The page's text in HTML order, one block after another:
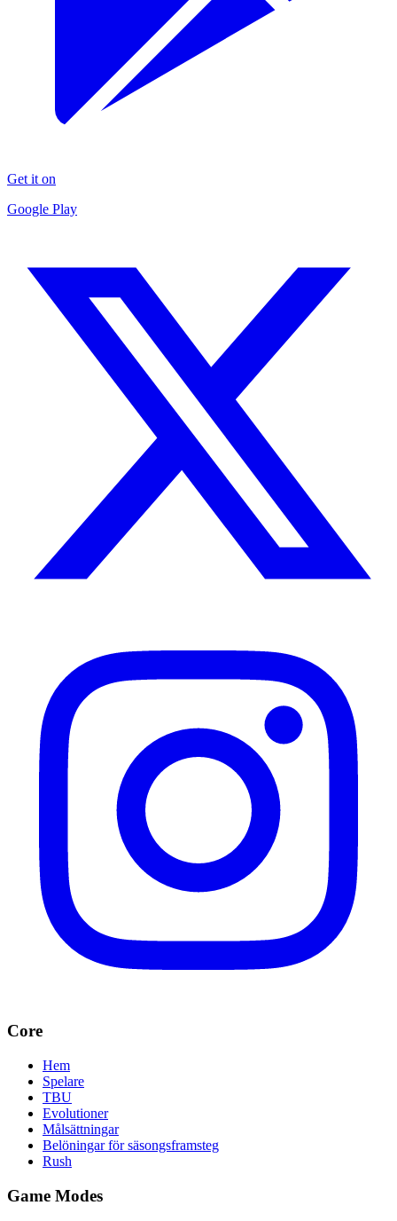
Get it on
Google Play
Core
Hem
Spelare
TBU
Evolutioner
Målsättningar
Belöningar för säsongsframsteg
Rush
Game Modes